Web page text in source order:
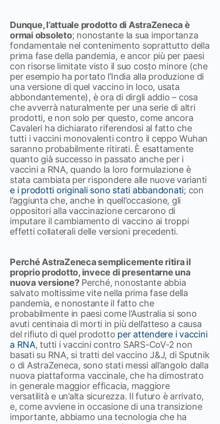
Dunque, l’attuale prodotto di AstraZeneca è
ormai obsoleto; nonostante la sua importanza
fondamentale nel contenimento soprattutto della
prima fase della pandemia, e ancor più per paesi
con risorse limitate visto il suo costo minore (che
per esempio ha portato l’India alla produzione di
una versione di quel vaccino in loco, usata
abbondantemente), è ora di dirgli addio – cosa
che avverrà naturalmente per una serie di altri
prodotti, e non solo per questo, come ancora
Cavaleri ha dichiarato riferendosi al fatto che
tutti i vaccini monovalenti contro il ceppo Wuhan
saranno probabilmente ritirati. È esattamente
quanto già successo in passato anche per i
vaccini a RNA, quando la loro formulazione è
stata cambiata per rispondere alle nuove varianti
e i prodotti originali sono stati abbandonati; con
l’aggiunta che, anche in quell’occasione, gli
oppositori alla vaccinazione cercarono di
imputare il cambiamento di vaccino ai troppi
effetti collaterali delle versioni precedenti.
Perché AstraZeneca semplicemente ritira il
proprio prodotto, invece di presentarne una
nuova versione?Perché, nonostante abbia
salvato moltissime vite nella prima fase della
pandemia, e nonostante il fatto che
probabilmente in paesi come l’Australia si sono
avuti centinaia di morti in più dell’atteso a causa
del rifiuto di quel prodotto per attendere i vaccini
a RNA, tutti i vaccini contro SARS-CoV-2 non
basati su RNA, si tratti del vaccino J&J, di Sputnik
o di AstraZeneca, sono stati messi all’angolo dalla
nuova piattaforma vaccinale, che ha dimostrato
in generale maggior efficacia, maggiore
versatilità e un’alta sicurezza. Il futuro è arrivato,
e, come avviene in occasione di una transizione
importante, abbiamo una tecnologia che ha